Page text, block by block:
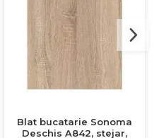
Blat bucatarie Sonoma
Deschis A842, stejar,